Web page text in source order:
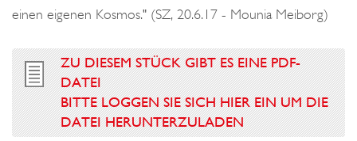
einen eigenen Kosmos." (SZ, 20.6.17 - Mounia Meiborg)
ZU DIESEM STÜCK GIBT ES EINE PDF-
DATEI
BITTE LOGGEN SIE SICH HIER EIN UM DIE
DATEI HERUNTERZULADEN